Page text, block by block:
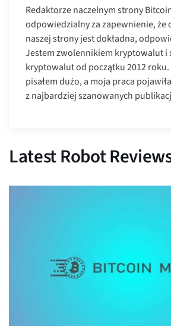
Redaktorze naczelnym strony
odpowiedzialny za zapewnienie, że
naszej strony jest dokładna,
Jestem zwolennikiem kryptowalut i
kryptowalut od początku 2012
pisałem dużo, a moja praca
z najbardziej szanowanych
Latest Robot